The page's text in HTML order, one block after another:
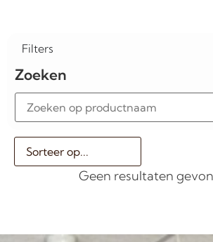
Filters
Zoeken
Geen resultaten